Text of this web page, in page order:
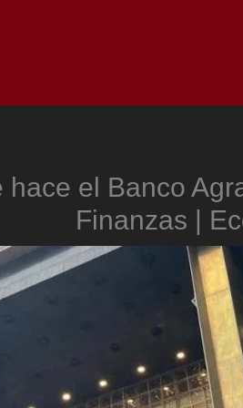
hace el Banco
Finanzas |